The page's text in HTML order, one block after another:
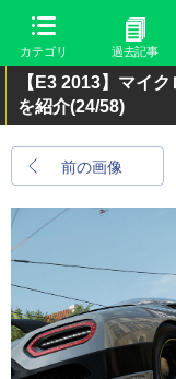
カテゴリ 過去記事
【E3 2013】マイ
を紹介(24/58)
前の画像